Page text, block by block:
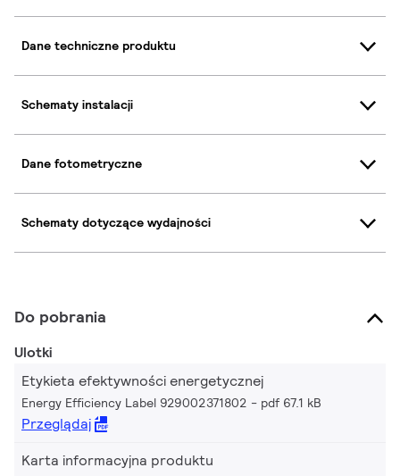
Dane techniczne produktu
Schematy instalacji
Dane fotometryczne
Schematy dotyczące wydajności
Do pobrania
Ulotki
Etykieta efektywności energetycznej
Energy Efficiency Label 929002371802 pdf 67.1 kB
Przeglądaj
Karta informacyjna produktu